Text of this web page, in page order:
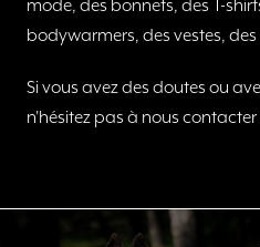
mode, des bonnets, des T-
bodywarmers, des vestes,
Si vous avez des doutes ou
n'hésitez pas à nous contacter